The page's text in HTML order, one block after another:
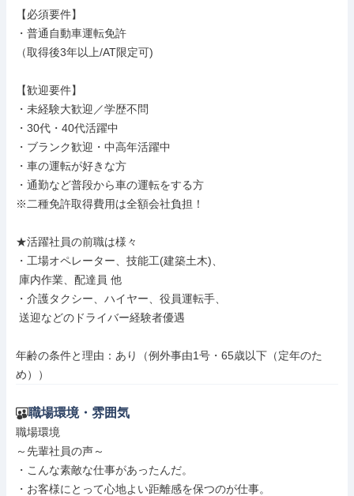
【必須要件】
・普通自動車運転免許
（取得後3年以上/AT限定可)
【歓迎要件】
・未経験大歓迎／学歴不問
・30代・40代活躍中
・ブランク歓迎・中高年活躍中
・車の運転が好きな方
・通勤など普段から車の運転をする方
※二種免許取得費用は全額会社負担！
★活躍社員の前職は様々
・工場オペレーター、技能工(建築土木)、
・介護タクシー、ハイヤー、役員運転手、
年齢の条件と理由：あり（例外事由1号・65歳以下（定年のた
め））
職場環境・雰囲気
職場環境
～先輩社員の声～
・こんな素敵な仕事があったんだ。
・お客様にとって心地よい距離感を保つのが仕事。